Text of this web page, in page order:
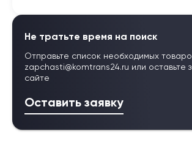
Не тратьте время на поиск
Отправьте список необходимых
zapchasti@komtrans24.ru или оставьте
сайте
Оставить заявку